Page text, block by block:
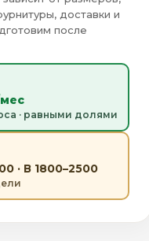
доставки и
после
· равными долями
· В 1800–2500